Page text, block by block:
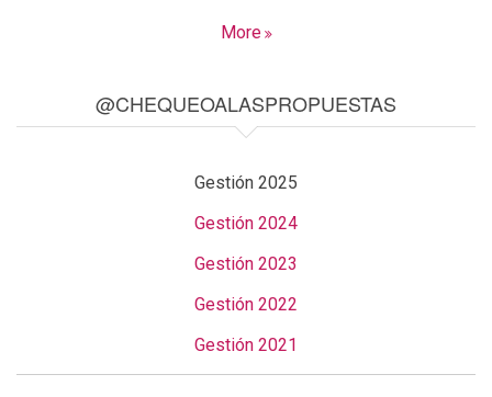
More
@CHEQUEOALASPROPUESTAS
Gestión 2025
Gestión 2024
Gestión 2023
Gestión 2022
Gestión 2021